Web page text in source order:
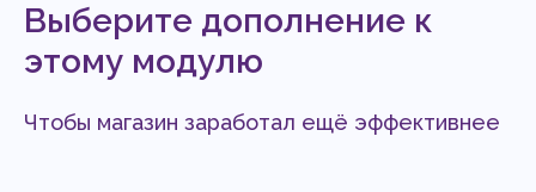
Выберите дополнение к
этому модулю
Чтобы магазин заработал ещё эффективнее